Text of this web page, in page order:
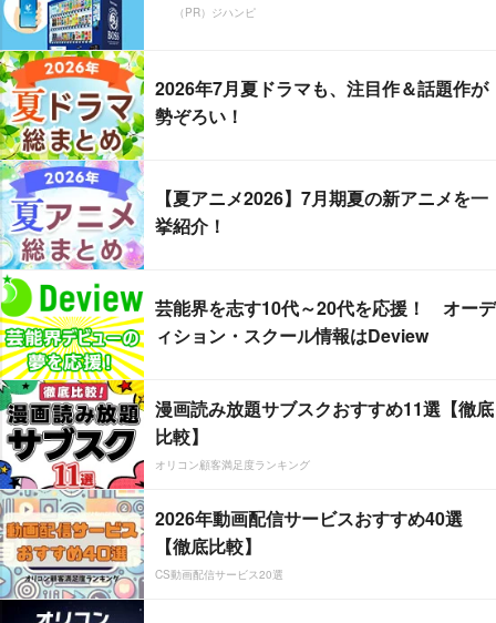
（PR）ジハンピ
2026年7月夏ドラマも、注目作＆話題作が
勢ぞろい！
【夏アニメ2026】7月期夏の新アニメを一
挙紹介！
芸能界を志す10代～20代を応援！ オーデ
ィション・スクール情報はDeview
漫画読み放題サブスクおすすめ11選【徹底
比較】
オリコン顧客満足度ランキング
2026年動画配信サービスおすすめ40選
【徹底比較】
CS動画配信サービス20選